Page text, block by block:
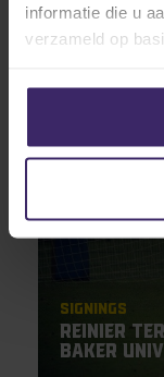
informatie die u
verzameld op
Reinier
Sonoma
Jul
Signings
Reinier
Baker